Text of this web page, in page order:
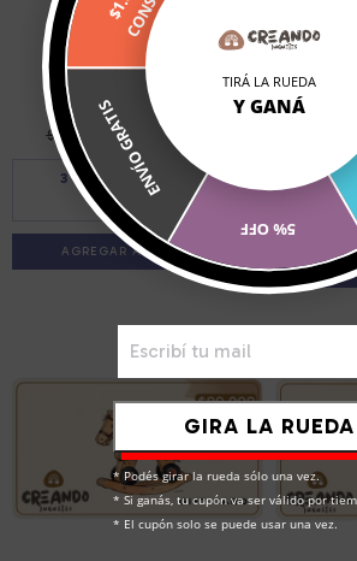
3 COLORES
PIZARRA MAGNETICA
$48.000,00
$35.000,00
3 cuotas sin interés de
$11.666,67
AGREGAR AL CARRITO
HAMACA
TIRÁ LA RUEDA
Y GANÁ
5% OFF
ENVÍO GRATIS
GIRA LA RUEDA
* Podés girar la rueda sólo una vez.
* Si ganás, tu cupón va ser válido por
* El cupón solo se puede usar una vez.